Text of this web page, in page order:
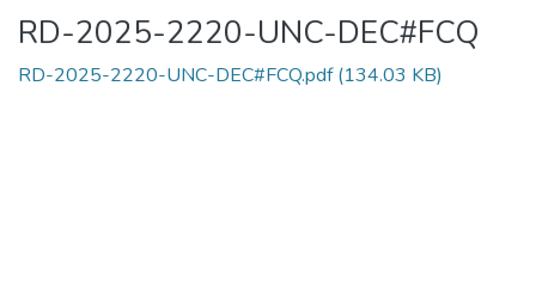
RD-2025-2220-UNC-DEC#FCQ
RD-2025-2220-UNC-DEC#FCQ.pdf(134.03 KB)